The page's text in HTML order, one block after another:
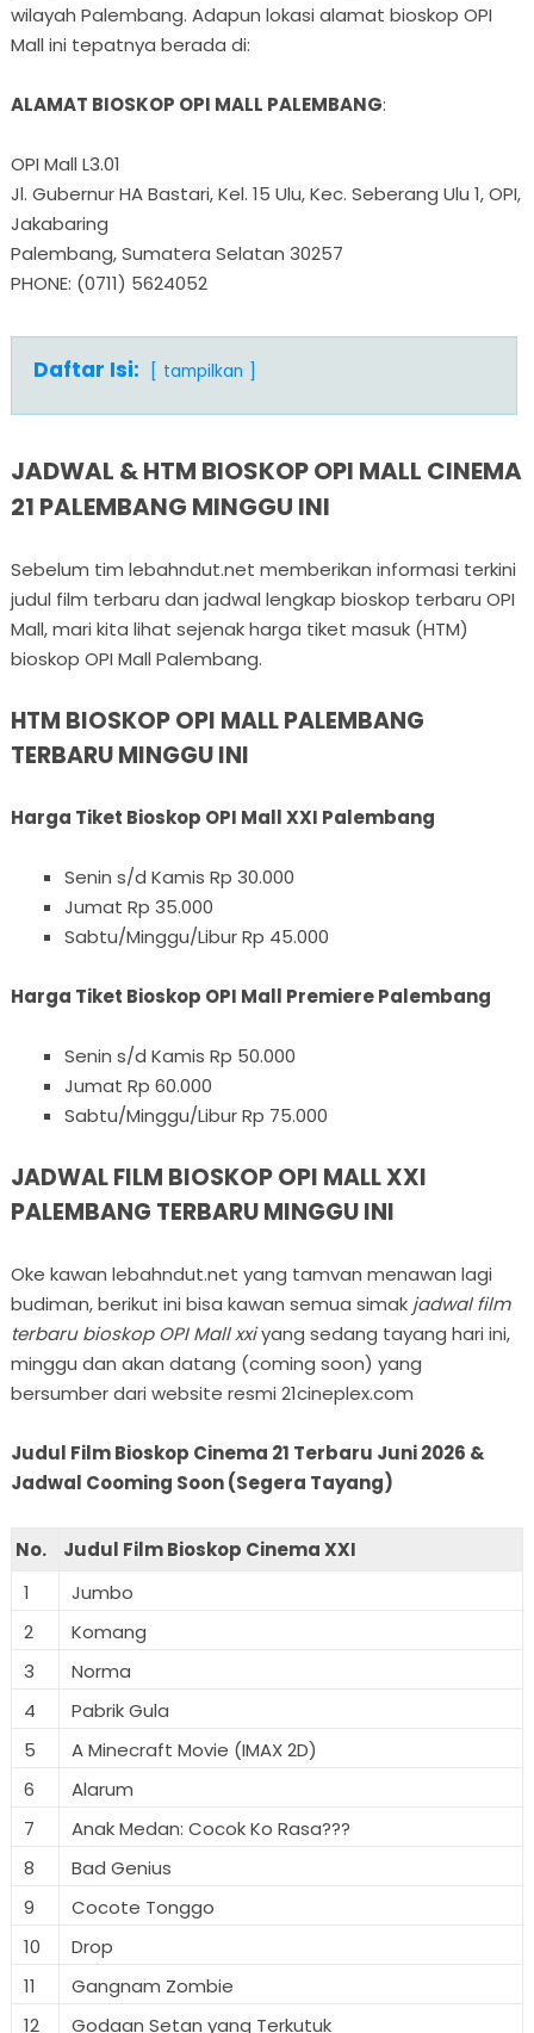
wilayah Palembang. Adapun lokasi alamat bioskop OPI
Mall ini tepatnya berada di:
ALAMAT BIOSKOP OPI MALL PALEMBANG:
OPI Mall L3.01
Jl. Gubernur HA Bastari, Kel. 15 Ulu, Kec. Seberang Ulu 1, OPI,
Jakabaring
Palembang, Sumatera Selatan 30257
PHONE: (0711) 5624052
Daftar Isi: tampilkan
JADWAL & HTM BIOSKOP OPI MALL CINEMA
21 PALEMBANG MINGGU INI
Sebelum tim lebahndut.net memberikan informasi terkini
judul film terbaru dan jadwal lengkap bioskop terbaru OPI
Mall, mari kita lihat sejenak harga tiket masuk (HTM)
bioskop OPI Mall Palembang.
HTM BIOSKOP OPI MALL PALEMBANG
TERBARU MINGGU INI
Harga Tiket Bioskop OPI Mall XXI Palembang
Senin s/d Kamis Rp 30.000
Jumat Rp 35.000
Sabtu/Minggu/Libur Rp 45.000
Harga Tiket Bioskop OPI Mall Premiere Palembang
Senin s/d Kamis Rp 50.000
Jumat Rp 60.000
Sabtu/Minggu/Libur Rp 75.000
JADWAL FILM BIOSKOP OPI MALL XXI
PALEMBANG TERBARU MINGGU INI
Oke kawan lebahndut.net yang tamvan menawan lagi
budiman, berikut ini bisa kawan semua simak jadwal film
terbaru bioskop OPI Mall xxiyang sedang tayang hari ini,
minggu dan akan datang (coming soon) yang
bersumber dari website resmi 21cineplex.com
Judul Film Bioskop Cinema 21 Terbaru Juni 2026 &
Jadwal Cooming Soon (Segera Tayang)
No.
Judul Film Bioskop Cinema XXI
1
Jumbo
2
Komang
3
Norma
4
Pabrik Gula
5
A Minecraft Movie (IMAX 2D)
6
Alarum
7
Anak Medan: Cocok Ko Rasa???
8
Bad Genius
9
Cocote Tonggo
10
Drop
11
Gangnam Zombie
12
Godaan Setan yang Terkutuk